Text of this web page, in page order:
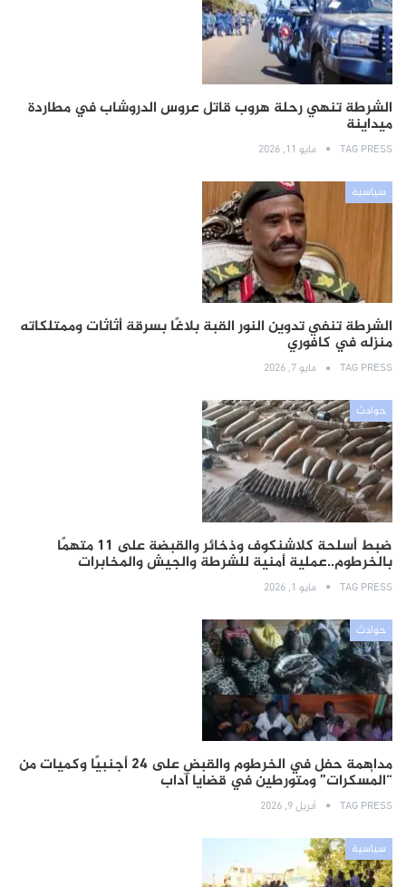
الشرطة تنهي رحلة هروب قاتل عروس الدروشاب في مطاردة
ميداينة
TAG PRESS مايو 11, 2026
سياسية
الشرطة تنفي تدوين النور القبة بلاغًا بسرقة أثاثات وممتلكاته
منزله في كافوري
TAG PRESS مايو 7, 2026
حوادث
ضبط أسلحة كلاشنكوف وذخائر والقبضة على 11 متهمًا
بالخرطوم..عملية أمنية للشرطة والجيش والمخابرات
TAG PRESS مايو 1, 2026
حوادث
مداهمة حفل في الخرطوم والقبض على 24 أجنبيًا وكميات من
“المُسكرات” ومتورطين في قضايا آداب
TAG PRESS أبريل 9, 2026
سياسية